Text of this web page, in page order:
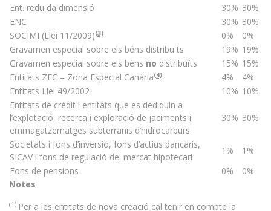
Ent. reduïda dimensió
30% 30%
ENC
30% 30%
SOCIMI (Llei 11/2009)(3) 0%
0%
Gravamen especial sobre els béns distribuïts
19% 19%
Gravamen especial sobre els béns no distribuïts 15% 15%
Entitats ZEC – Zona Especial Canària(4) 4%
4%
Entitats Llei 49/2002
10% 10%
Entitats de crèdit i entitats que es dediquin a
l’explotació, recerca i exploració de jaciments i
emmagatzematges subterranis d’hidrocarburs
30% 30%
Societats i fons d’inversió, fons d’actius bancaris,
SICAV i fons de regulació del mercat hipotecari
1%
1%
Fons de pensions
0%
0%
Notes
(1) Per a les entitats de nova creació cal tenir en compte la